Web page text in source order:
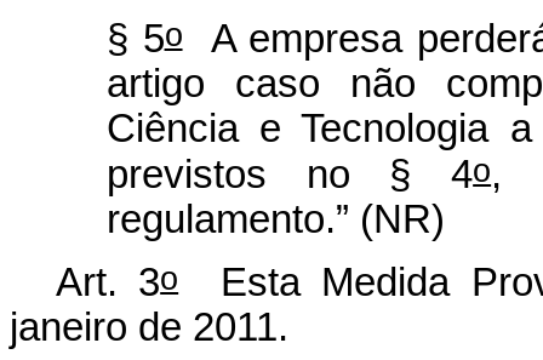
§ 5oA empresa
artigo caso não
Ciência e Tecnologia
previstos no § 4o,
regulamento.” (NR)
Art. 3oEsta Medida
janeiro de 2011.